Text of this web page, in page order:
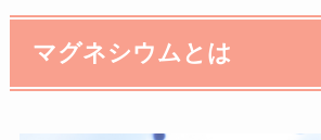
マグネシウムとは